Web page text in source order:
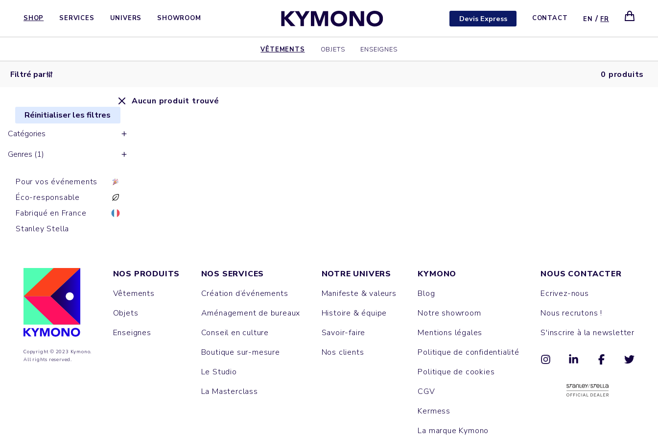
SHOP SERVICES UNIVERS SHOWROOM Devis Express CONTACT EN / FR
VÊTEMENTS OBJETS ENSEIGNES
Filtré par 0 produits
Réinitialiser les filtres
Catégories
Genres (1)
Pour vos événements
Éco-responsable
Fabriqué en France
Stanley Stella
Aucun produit trouvé
Copyright © 2023 Kymono.
All rights reserved.
NOS PRODUITS
Vêtements
Objets
Enseignes
NOS SERVICES
Création d’événements
Aménagement de bureaux
Conseil en culture
Boutique sur-mesure
Le Studio
La Masterclass
NOTRE UNIVERS
Manifeste & valeurs
Histoire & équipe
Savoir-faire
Nos clients
KYMONO
Blog
Notre showroom
Mentions légales
Politique de confidentialité
Politique de cookies
CGV
Kermess
La marque Kymono
NOUS CONTACTER
Ecrivez-nous
Nous recrutons !
S'inscrire à la newsletter